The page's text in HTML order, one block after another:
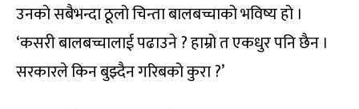
उनको सबैभन्दा ठूलो चिन्ता बालबच्चाको भविष्य हो ।
‘कसरी बालबच्चालाई पढाउने ? हाम्रो त एकधुर पनि छैन ।
सरकारले किन बुझ्दैन गरिबको कुरा ?’